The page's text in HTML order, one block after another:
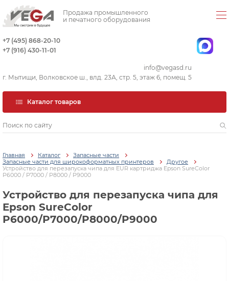
Продажа промышленного
и печатного оборудования
+7 (495) 868-20-10
+7 (916) 430-11-01
info@vegasd.ru
г. Мытищи, Волковское ш., влд. 23А, стр. 5, этаж 6, помещ. 5
Каталог товаров
Главная Каталог
Запасные части
Запасные части для широкоформатных принтеров
Другое
Устройство для перезапуска чипа для EUR картриджа Epson SureColor
P6000 / P7000 / P8000 / P9000
Устройство для перезапуска чипа для
Epson SureColor
P6000/P7000/P8000/P9000